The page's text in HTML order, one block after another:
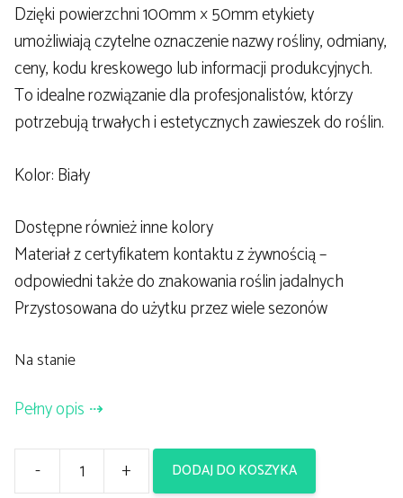
Dzięki powierzchni 100mm × 50mm etykiety
umożliwiają czytelne oznaczenie nazwy rośliny, odmiany,
ceny, kodu kreskowego lub informacji produkcyjnych.
To idealne rozwiązanie dla profesjonalistów, którzy
potrzebują trwałych i estetycznych zawieszek do roślin.
Kolor: Biały
Dostępne również inne kolory
Materiał z certyfikatem kontaktu z żywnością –
odpowiedni także do znakowania roślin jadalnych
Przystosowana do użytku przez wiele sezonów
Na stanie
Pełny opis
-
ilość
+ DODAJ DO KOSZYKA